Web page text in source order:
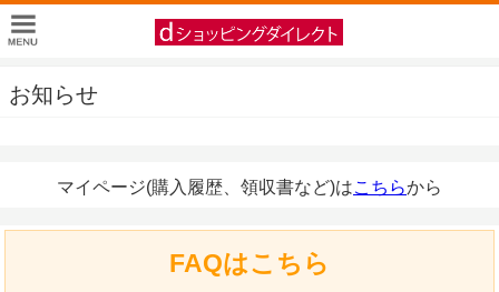
お知らせ
マイページ(購入履歴、領収書など)はこちらから
FAQはこちら